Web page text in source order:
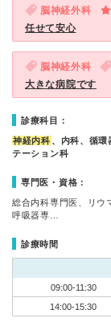
脳神経外科
任せて安心
脳神経外科
大きな病院です
診療科目：
神経内科 、内科、循環
テーション科
専門医・資格：
総合内科専門医、リウ
呼吸器専…
診療時間
09:00-11:30
14:00-15:30